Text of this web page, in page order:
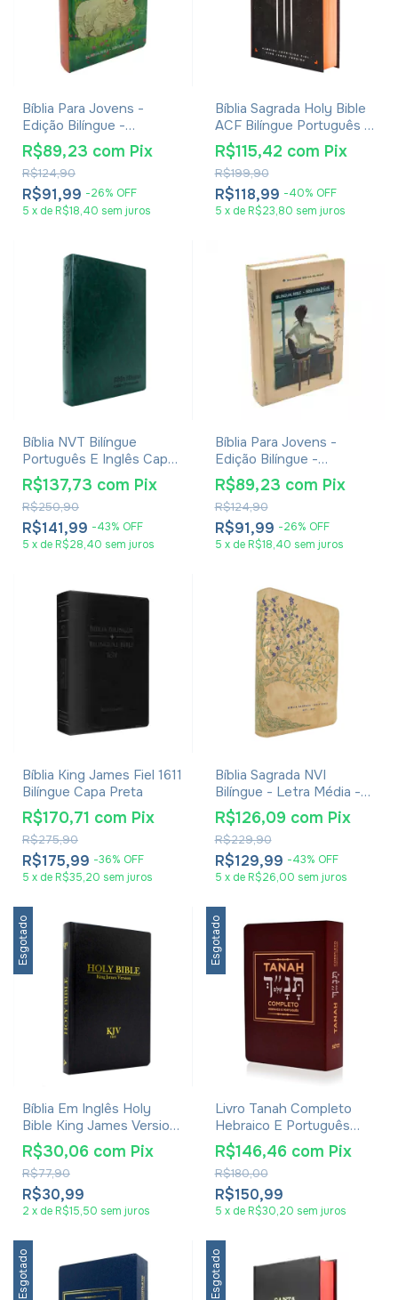
Bíblia Para Jovens -
Edição Bilíngue -
Português/Inglês - NTLH
/ GNT - Capa Dura Verde
R$91,99 -26% OFF
R$124,90
R$89,23 com Pix
5 x de R$18,40 sem juros
Bíblia Sagrada Holy Bible
ACF Bilíngue Português E
Inglês Capa Dura Preta
R$118,99 -40% OFF
R$199,90
R$115,42 com Pix
5 x de R$23,80 sem juros
Bíblia NVT Bilíngue
Português E Inglês Capa
Luxo Esmeralda
R$141,99 -43% OFF
R$250,90
R$137,73 com Pix
5 x de R$28,40 sem juros
Bíblia Para Jovens -
Edição Bilíngue -
Português/Inglês - NTLH
/ GNT - Capa Dura Bege
R$91,99 -26% OFF
R$124,90
R$89,23 com Pix
5 x de R$18,40 sem juros
Bíblia King James Fiel 1611
Bilíngue Capa Preta
R$175,99 -36% OFF
R$275,90
R$170,71 com Pix
5 x de R$35,20 sem juros
Bíblia Sagrada NVI
Bilíngue - Letra Média -
Capa Luxo Bege Flores
R$129,99 -43% OFF
R$229,90
R$126,09 com Pix
5 x de R$26,00 sem juros
Esgotado
Bíblia Em Inglês Holy
Bible King James Version
1611 Média Capa Dura
Preta
R$30,99
R$77,90
R$30,06 com Pix
2 x de R$15,50 sem juros
Esgotado
Livro Tanah Completo
Hebraico E Português
Vinho
R$150,99
R$180,00
R$146,46 com Pix
5 x de R$30,20 sem juros
Esgotado Esgotado